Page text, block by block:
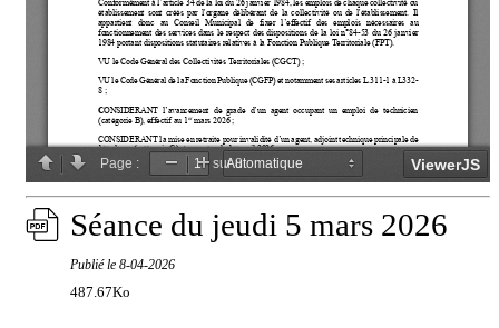
Séance du jeudi 5 mars 2026
Publié le 8-04-2026
487.67Ko